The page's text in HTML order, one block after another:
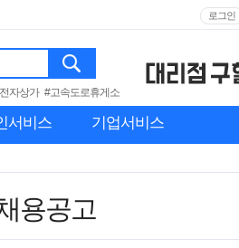
로그인
자상가 #고속도로휴게소
서비스 기업서비스
용공고